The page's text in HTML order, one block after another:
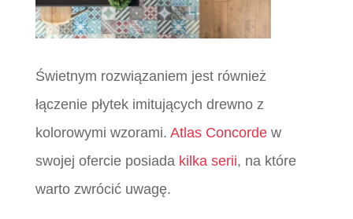
Świetnym rozwiązaniem jest również
łączenie płytek imitujących drewno z
kolorowymi wzorami. Atlas Concordew
swojej ofercie posiada kilka serii, na które
warto zwrócić uwagę.